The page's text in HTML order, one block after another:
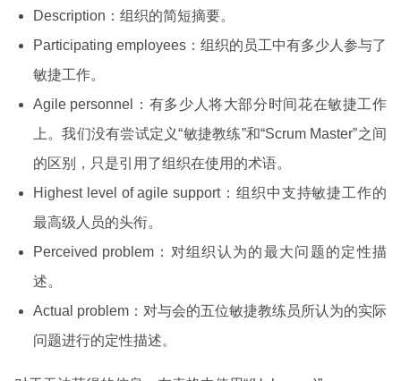
Description：组织的简短摘要。
Participating employees：组织的员工中有多少人参与了
敏捷工作。
Agile personnel：有多少人将大部分时间花在敏捷工作
上。我们没有尝试定义“敏捷教练”和“Scrum Master”之间
的区别，只是引用了组织在使用的术语。
Highest level of agile support：组织中支持敏捷工作的
最高级人员的头衔。
Perceived problem：对组织认为的最大问题的定性描
述。
Actual problem：对与会的五位敏捷教练员所认为的实际
问题进行的定性描述。